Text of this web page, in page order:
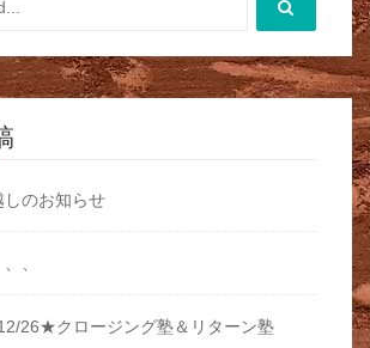
のお知らせ
、
12/26★クロージング塾＆リターン塾